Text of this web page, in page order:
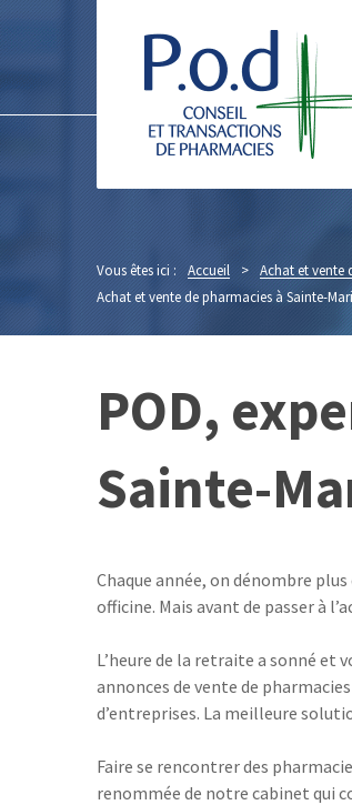
Vous êtes ici : Accueil > Achat et vente
Achat et vente de pharmacies à Sainte-
POD,
Sainte-
Chaque année, on dénombre
officine. Mais avant de passer à
L’heure de la retraite a sonné et
annonces de vente de
d’entreprises. La meilleure
Faire se rencontrer des
renommée de notre cabinet qui